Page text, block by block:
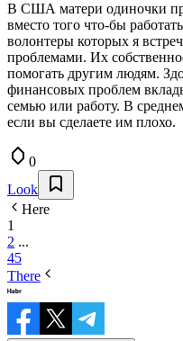
В США матери одиночки
вместо того что-бы
волонтеры которых я
проблемами. Их
помогать другим людям.
финансовых проблем
семью или работу. В
если вы сделаете им плохо.
0
Look
Here
1
2 ...
45
There